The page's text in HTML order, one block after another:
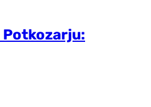
Potkozarju: